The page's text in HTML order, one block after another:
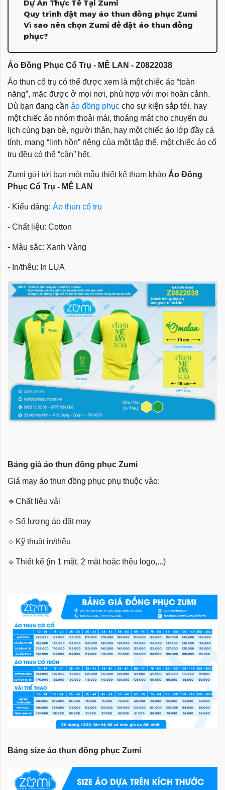
Dự Án Thực Tế Tại Zumi
Quy trình đặt may áo thun đồng phục Zumi
Vì sao nên chọn Zumi để đặt áo thun đồng
phục?
Áo Đồng Phục Cổ Trụ - MÊ LAN - Z0822038
Áo thun cổ trụ có thể được xem là một chiếc áo “toàn
năng”, mặc được ở mọi nơi, phù hợp với mọi hoàn cảnh.
Dù bạn đang cần áo đồng phục cho sự kiện sắp tới, hay
một chiếc áo nhóm thoải mái, thoáng mát cho chuyến du
lịch cùng bạn bè, người thân, hay một chiếc áo lớp đầy cá
tính, mang “linh hồn” riêng của một tập thể, một chiếc áo cổ
trụ đều có thể “cân” hết.
Zumi gửi tới bạn một mẫu thiết kế tham khảo Áo Đồng
Phục Cổ Trụ - MÊ LAN
- Kiểu dáng: Áo thun cổ trụ
- Chất liệu: Cotton
- Màu sắc: Xanh Vàng
- In/thêu: In LỤA
Bảng giá áo thun đồng phục Zumi
Giá may áo thun đồng phục phụ thuộc vào:
🔹 Chất liệu vải
🔹 Số lượng áo đặt may
🔹 Kỹ thuật in/thêu
🔹 Thiết kế (in 1 mặt, 2 mặt hoặc thêu logo,...)
Bảng size áo thun đồng phục Zumi